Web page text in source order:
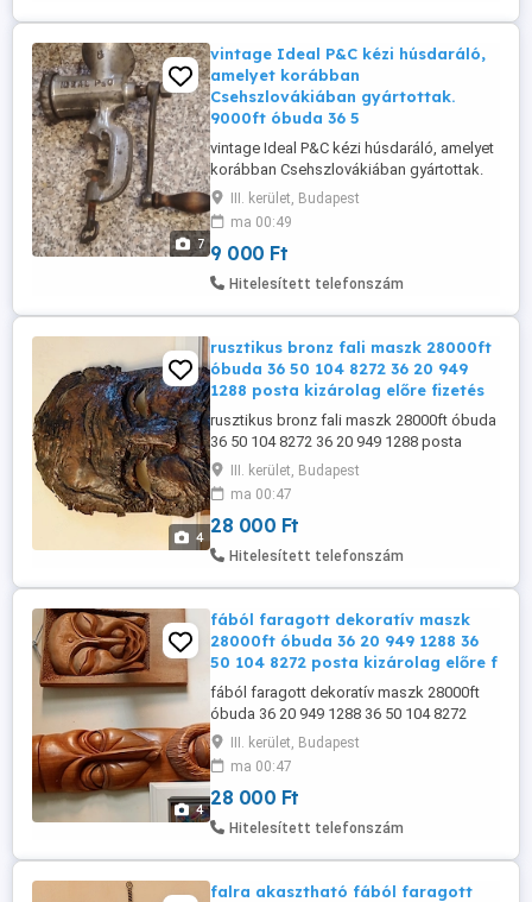
7
vintage Ideal P&C kézi húsdaráló,
amelyet korábban
Csehszlovákiában gyártottak.
9000ft óbuda 36 5
vintage Ideal P&C kézi húsdaráló, amelyet
korábban Csehszlovákiában gyártottak.
9000ft óbuda 36 50 104 8272 36 20 949
1288 posta kizárolag előre fizetés után
mpl csomagautomatába +3000ft Tartós
öntöttvas, valószínűleg ónozott felülettel.
Asztalhoz rögzíthető csavaros szorítóval
III. kerület, Budapest
ma 00:49
9 000 Ft
Hitelesített telefonszám
4
rusztikus bronz fali maszk 28000ft
óbuda 36 50 104 8272 36 20 949
1288 posta kizárolag előre fizetés
rusztikus bronz fali maszk 28000ft óbuda
36 50 104 8272 36 20 949 1288 posta
kizárolag előre fizetés után mpl
csomagautomatába +3000ft egy idős,
szakállas férfi arcát mintázza. A felület
texturált, patinás hatású, ami antik vagy
kézműves jelleget kölcsönöz neki. A
III. kerület, Budapest
ma 00:47
28 000 Ft
Hitelesített telefonszám
4
fából faragott dekoratív maszk
28000ft óbuda 36 20 949 1288 36
50 104 8272 posta kizárolag előre f
fából faragott dekoratív maszk 28000ft
óbuda 36 20 949 1288 36 50 104 8272
posta kizárolag előre fizetés után mpl
postán maradó vagy posta pont + 4000ft
emberi arcot mintáz szakállal. A tárgy
fából készült, finom faragási részletekkel.
A maszk hosszúkás formája és stilizált
III. kerület, Budapest
ma 00:47
28 000 Ft
Hitelesített telefonszám
falra akasztható fából faragott